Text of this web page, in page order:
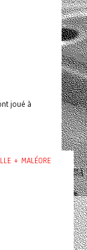
joué à
+ MALÉORE